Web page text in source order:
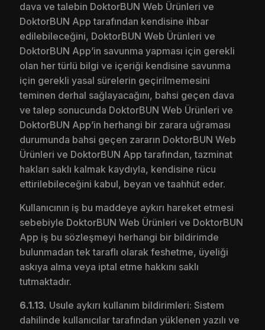
dava ve talebin DoktorBUN Web Ürünleri ve
DoktorBUN App tarafından kendisine ihbar
edilebileceğini, DoktorBUN Web Ürünleri ve
DoktorBUN App’in savunma yapması için gerekli
olan her türlü bilgi ve içeriği kendisine savunma
için gerekli yasal sürelerin geçirilmemesini
teminen derhal sağlayacağını, bahsi geçen dava
ve talep sonucunda DoktorBUN Web Ürünleri ve
DoktorBUN App’in herhangi bir zarara uğraması
durumunda bahsi geçen zararın DoktorBUN Web
Ürünleri ve DoktorBUN App tarafından, tazminat
hakları saklı kalmak kaydıyla, kendisine rücu
ettirilebileceğini kabul, beyan ve taahhüt eder.
Kullanıcının iş bu maddeye aykırı hareket etmesi
sebebiyle DoktorBUN Web Ürünleri ve DoktorBUN
App iş bu sözleşmeyi herhangi bir bildirimde
bulunmadan tek taraflı olarak feshetme, üyeliği
askıya alma veya iptal etme hakkını saklı
tutmaktadır.
6.1.13. Usule aykırı kullanım bildirimleri: Sistem
dahilinde kullanıcılar tarafından yüklenen yazılı ve